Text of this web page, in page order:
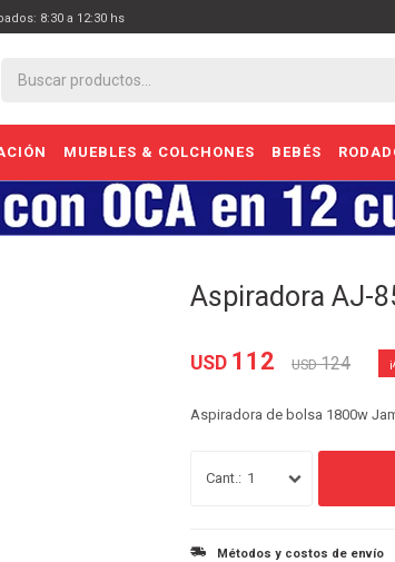
MUEBLES & COLCHONES BEBÉS
8:30 a 12:30 hs
Aspiradora AJ-
USD 112 USD 124
Aspiradora de bolsa 1800w
1
Métodos y costos de envío